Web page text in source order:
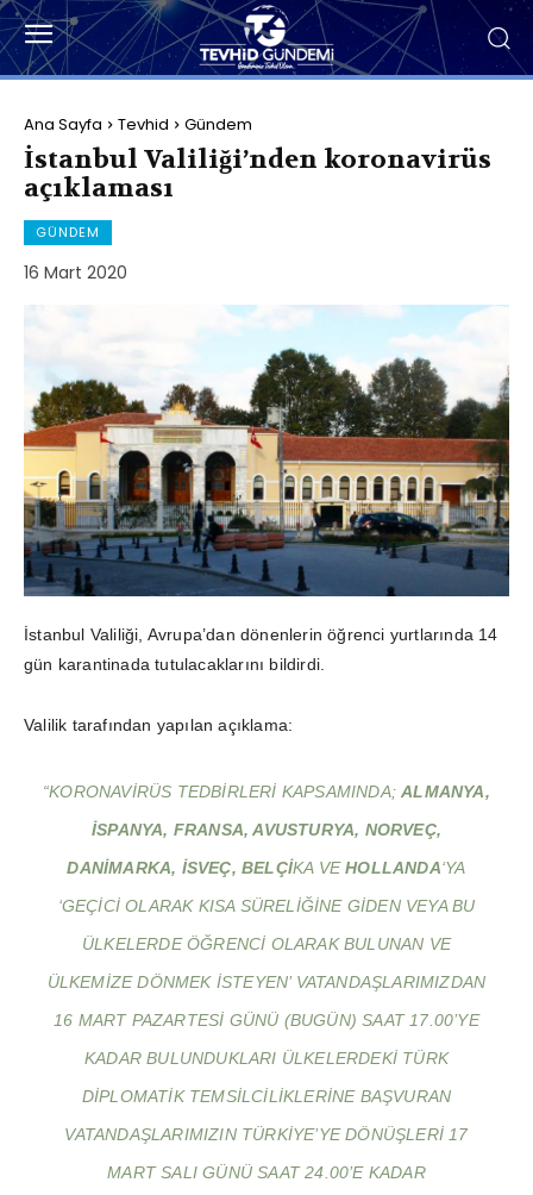
Ana Sayfa Tevhid Gündem
İstanbul Valiliği’nden koronavirüs
açıklaması
GÜNDEM
16 Mart 2020
İstanbul Valiliği, Avrupa’dan dönenlerin öğrenci yurtlarında 14
gün karantinada tutulacaklarını bildirdi.
Valilik tarafından yapılan açıklama:
“KORONAVIRÜS TEDBIRLERI KAPSAMINDA;ALMANYA,
İSPANYA, FRANSA, AVUSTURYA, NORVEÇ,
DANIMARKA, İSVEÇ, BELÇIKA VEHOLLANDA‘YA
‘GEÇICI OLARAK KISA SÜRELIĞINE GIDEN VEYA BU
ÜLKELERDE ÖĞRENCI OLARAK BULUNAN VE
ÜLKEMIZE DÖNMEK ISTEYEN’ VATANDAŞLARIMIZDAN
16 MART PAZARTESI GÜNÜ (BUGÜN) SAAT 17.00’YE
KADAR BULUNDUKLARI ÜLKELERDEKI TÜRK
DIPLOMATIK TEMSILCILIKLERINE BAŞVURAN
VATANDAŞLARIMIZIN TÜRKIYE’YE DÖNÜŞLERI 17
MART SALI GÜNÜ SAAT 24.00’E KADAR